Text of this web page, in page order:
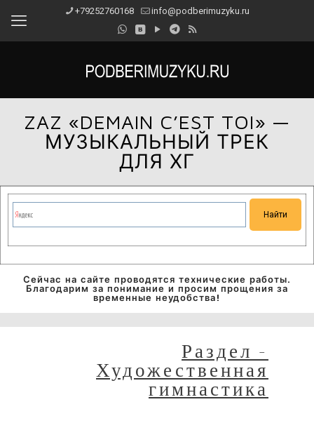
+79252760168 info@podberimuzyku.ru
ZAZ «DEMAIN C’EST TOI» —
МУЗЫКАЛЬНЫЙ ТРЕК
ДЛЯ ХГ
Сейчас на сайте проводятся технические работы.
Благодарим за понимание и просим прощения за
временные неудобства!
Раздел -
Художественная
гимнастика